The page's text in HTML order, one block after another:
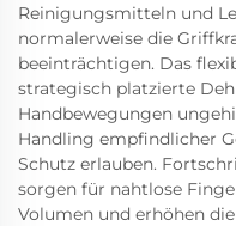
Reinigungsmitteln und
normalerweise die
beeinträchtigen. Das
strategisch platzierte
Handbewegungen
Handling empfindlicher
Schutz erlauben.
sorgen für nahtlose
Volumen und erhöhen